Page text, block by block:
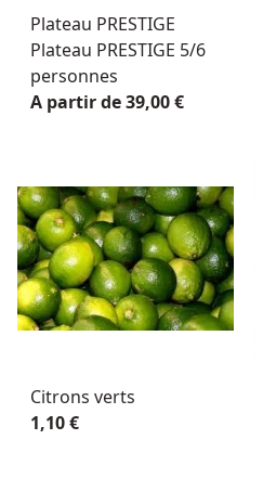
Plateau PRESTIGE
Plateau PRESTIGE 5/6
personnes
A partir de 39,00 €
Citrons verts
1,10 €